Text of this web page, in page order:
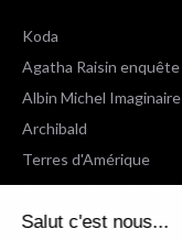
Salut c'est nous...
Koda
Agatha Raisin enquête
Albin Michel Imaginaire
Archibald
Terres d'Amérique
Espaces Libres Poche
NOX